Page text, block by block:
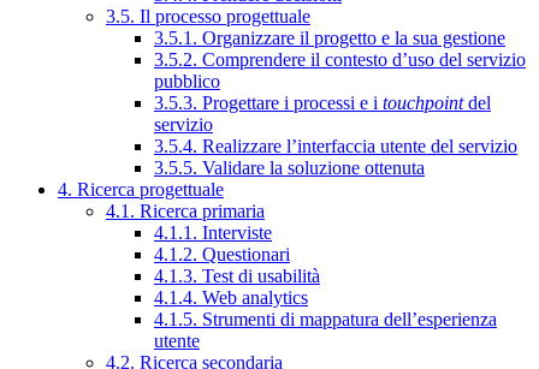
3.5. Il processo progettuale
3.5.1. Organizzare il progetto e la sua gestione
3.5.2. Comprendere il contesto d’uso del servizio
pubblico
3.5.3. Progettare i processi e i touchpointdel
servizio
3.5.4. Realizzare l’interfaccia utente del servizio
3.5.5. Validare la soluzione ottenuta
4. Ricerca progettuale
4.1. Ricerca primaria
4.1.1. Interviste
4.1.2. Questionari
4.1.3. Test di usabilità
4.1.4. Web analytics
4.1.5. Strumenti di mappatura dell’esperienza
utente
4.2. Ricerca secondaria